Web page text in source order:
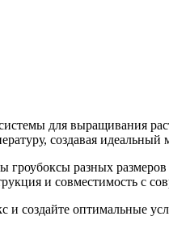
для выращивания
создавая
гроубоксы разных
и совместимость с
и создайте оптимальные